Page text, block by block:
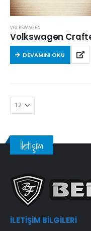
VOLKSWAGEN
DEVAMINI OKU
İletişim
İLETIŞIM BILGILERI